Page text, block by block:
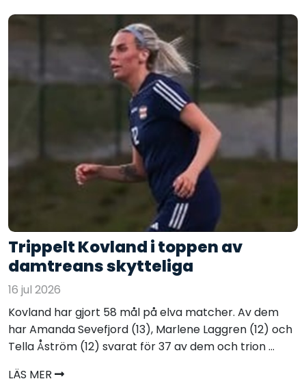
Trippelt Kovland i toppen av
damtreans skytteliga
16 jul 2026
Kovland har gjort 58 mål på elva matcher. Av dem
har Amanda Sevefjord (13), Marlene Laggren (12) och
Tella Åström (12) svarat för 37 av dem och trion ...
LÄS MER